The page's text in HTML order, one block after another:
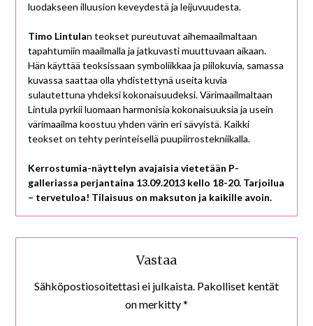
luodakseen illuusion keveydestä ja leijuvuudesta.
Timo Lintulan teokset pureutuvat aihemaailmaltaan
tapahtumiin maailmalla ja jatkuvasti muuttuvaan aikaan.
Hän käyttää teoksissaan symboliikkaa ja piilokuvia, samassa
kuvassa saattaa olla yhdistettynä useita kuvia
sulautettuna yhdeksi kokonaisuudeksi. Värimaailmaltaan
Lintula pyrkii luomaan harmonisia kokonaisuuksia ja usein
värimaailma koostuu yhden värin eri sävyistä. Kaikki
teokset on tehty perinteisellä puupiirrostekniikalla.
Kerrostumia-näyttelyn avajaisia vietetään P-
galleriassa perjantaina 13.09.2013 kello 18-20. Tarjoilua
– tervetuloa! Tilaisuus on maksuton ja kaikille avoin.
Vastaa
Sähköpostiosoitettasi ei julkaista. Pakolliset kentät
on merkitty*